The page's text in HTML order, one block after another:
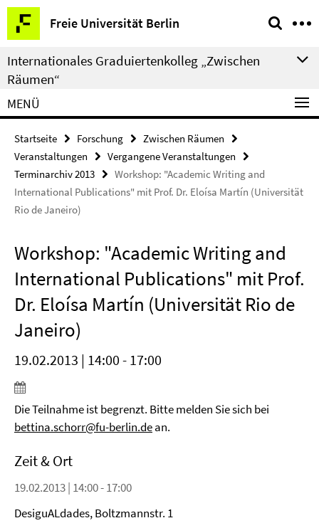
Springe
direkt
zu
Inhalt
Freie Universität Berlin
Service-
Navigation
Internationales Graduiertenkolleg „Zwischen
Räumen“
MENÜ
Startseite Forschung
Zwischen Räumen
Veranstaltungen
Vergangene Veranstaltungen
Terminarchiv 2013
Workshop: "Academic Writing and
International Publications" mit Prof. Dr. Eloísa Martín (Universität
Rio de Janeiro)
Workshop: "Academic Writing and
International Publications" mit Prof.
Dr. Eloísa Martín (Universität Rio de
Janeiro)
19.02.2013 | 14:00 - 17:00
Die Teilnahme ist begrenzt. Bitte melden Sie sich bei
bettina.schorr@fu-berlin.dean.
Zeit & Ort
19.02.2013 | 14:00 - 17:00
DesiguALdades, Boltzmannstr. 1